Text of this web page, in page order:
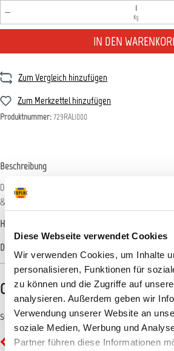
Diese Webseite verwendet Cookies
Wir verwenden Cookies, um Inhalte
personalisieren, Funktionen für
zu können und die Zugriffe auf
analysieren. Außerdem geben wir
Verwendung unserer Website an
soziale Medien, Werbung und
Partner führen diese Informationen
Produkt Anzahl: Gib den
Kg
IN DEN
Zum Vergleich hinzufügen
Zum Merkzettel hinzufügen
Produktnummer:729RAL1000
Beschreibung
Direkthaftender 2K-Acryl-Decklack mit
&amp; Vergilbungsfestigkeit. Außerdem zeichnet
Hersteller-Informationen
Datenblätter
CLP-/REACH-Hinweise
Symbole
GHS02 - Flamme: Entzündbar